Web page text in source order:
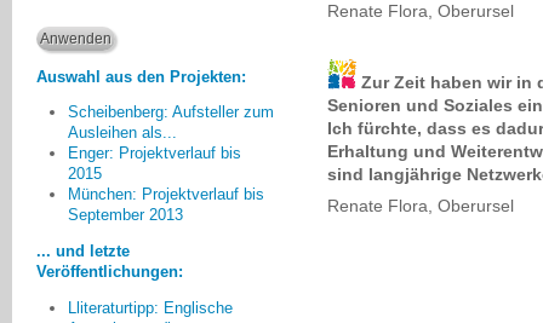
Renate Flora, Oberursel
Zur Zeit haben wir in
Senioren und Soziales
Ich fürchte, dass es
Erhaltung und
sind langjährige
Renate Flora, Oberursel
Auswahl aus den Projekten:
Scheibenberg: Aufsteller zum
Ausleihen als...
Enger: Projektverlauf bis
2015
München: Projektverlauf bis
September 2013
... und letzte
Veröffentlichungen:
Lliteraturtipp: Englische
Zur Zeit haben wir in den
Führungspositionen im Bereich
starken personellen Wechsel. Ich
fürchte, dass es dadurch erst
einmal einen Stillstand in der